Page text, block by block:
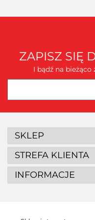
ZAPISZ SIĘ
I bądź na
SKLEP
STREFA KLIENTA
INFORMACJE